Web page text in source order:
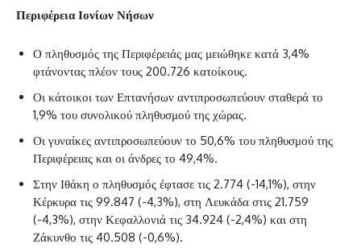
Περιφέρεια Ιονίων Νήσων
‌Ο πληθυσμός της Περιφέρειάς μας μειώθηκε κατά 3,4%
φτάνοντας πλέον τους 200.726 κατοίκους.
‌Οι κάτοικοι των Επτανήσων αντιπροσωπεύουν σταθερά το
1,9% του συνολικού πληθυσμού της χώρας.
‌Οι γυναίκες αντιπροσωπεύουν το 50,6% του πληθυσμού της
Περιφέρειας και οι άνδρες το 49,4%.
‌Στην Ιθάκη ο πληθυσμός έφτασε τις 2.774 (-14,1%), στην
Κέρκυρα τις 99.847 (-4,3%), στη Λευκάδα στις 21.759
(-4,3%), στην Κεφαλλονιά τις 34.924 (-2,4%) και στη
Ζάκυνθο τις 40.508 (-0,6%).